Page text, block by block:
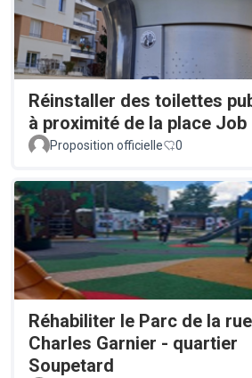
Réinstaller des toilettes
à proximité de la place Job
Proposition officielle 0
Réhabiliter le Parc de la rue
Charles Garnier - quartier
Soupetard